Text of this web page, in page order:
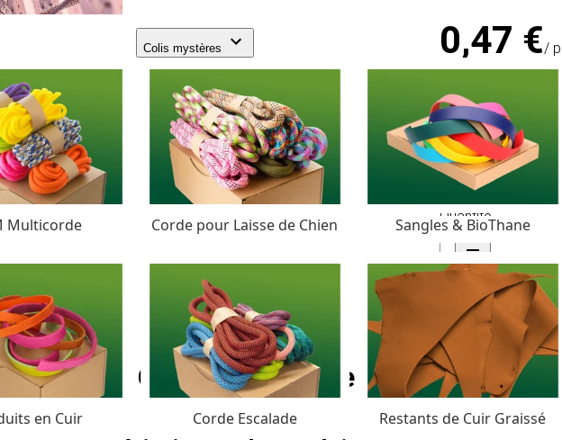
Colis mystères
Multicorde Corde pour Laisse de Chien Sangles & BioThane
en Cuir Corde Escalade Restants de Cuir Graissé
0,47 €/
TVA comprise, hors
Nous offrons un
personnalisée ou
Achetez 30 pour
Achetez 300 pour
Quantité
Desert Camo Paracorde Type II